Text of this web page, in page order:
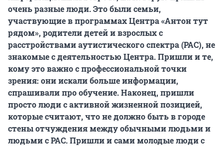
очень разные люди. Это были семьи,
участвующие в программах Центра «Антон тут
рядом», родители детей и взрослых с
расстройствами аутистического спектра (РАС), не
знакомые с деятельностью Центра. Пришли и те,
кому это важно с профессиональной точки
зрения: они искали больше информации,
спрашивали про обучение. Наконец, пришли
просто люди с активной жизненной позицией,
которые считают, что не должно быть в городе
стены отчуждения между обычными людьми и
людьми с РАС. Пришли и сами молодые люди с